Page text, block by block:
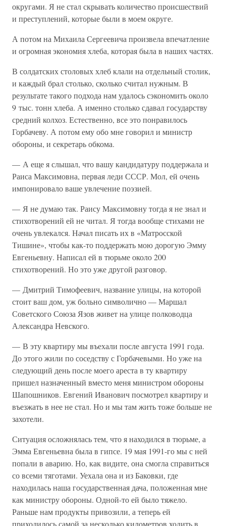
округами. Я не стал скрывать количество происшествий
и преступлений, которые были в моем округе.
А потом на Михаила Сергеевича произвела впечатление
и огромная экономия хлеба, которая была в наших частях.
В солдатских столовых хлеб клали на отдельный столик,
и каждый брал столько, сколько считал нужным. В
результате такого подхода нам удалось сэкономить около
9 тыс. тонн хлеба. А именно столько сдавал государству
средний колхоз. Естественно, все это понравилось
Горбачеву. А потом ему обо мне говорил и министр
обороны, и секретарь обкома.
— А еще я слышал, что вашу кандидатуру поддержала и
Раиса Максимовна, первая леди СССР. Мол, ей очень
импонировало ваше увлечение поэзией.
— Я не думаю так. Раису Максимовну тогда я не знал и
стихотворений ей не читал. Я тогда вообще стихами не
очень увлекался. Начал писать их в «Матросской
Тишине», чтобы как-то поддержать мою дорогую Эмму
Евгеньевну. Написал ей в тюрьме около 200
стихотворений. Но это уже другой разговор.
— Дмитрий Тимофеевич, название улицы, на которой
стоит ваш дом, уж больно символично — Маршал
Советского Союза Язов живет на улице полководца
Александра Невского.
— В эту квартиру мы въехали после августа 1991 года.
До этого жили по соседству с Горбачевыми. Но уже на
следующий день после моего ареста в ту квартиру
пришел назначенный вместо меня министром обороны
Шапошников. Евгений Иванович посмотрел квартиру и
въезжать в нее не стал. Но и мы там жить тоже больше не
захотели.
Ситуация осложнялась тем, что я находился в тюрьме, а
Эмма Евгеньевна была в гипсе. 19 мая 1991-го мы с ней
попали в аварию. Но, как видите, она смогла справиться
со всеми тяготами. Уехала она и из Баковки, где
находилась наша государственная дача, положенная мне
как министру обороны. Одной-то ей было тяжело.
Раньше нам продукты привозили, а теперь ей
приходилось самой за несколько километров ходить в